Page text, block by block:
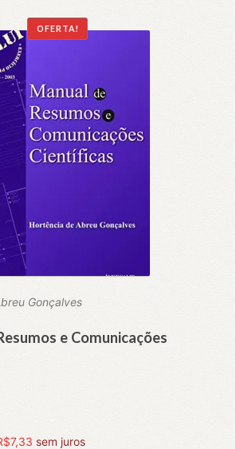
Gonçalves
e Comunicações
OFERTA!
7,33 sem juros